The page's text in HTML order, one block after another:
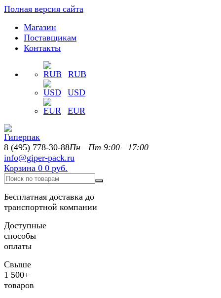
Полная версия сайта
Магазин
Поставщикам
Контакты
RUB
USD
EUR
8 (495) 778-30-88Пн—Пт 9:00—17:00
info@giper-pack.ru
Корзина 0 0 руб.
Бесплатная доставка до
транспортной компании
Доступные
способы
оплаты
Свыше
1 500+
товаров